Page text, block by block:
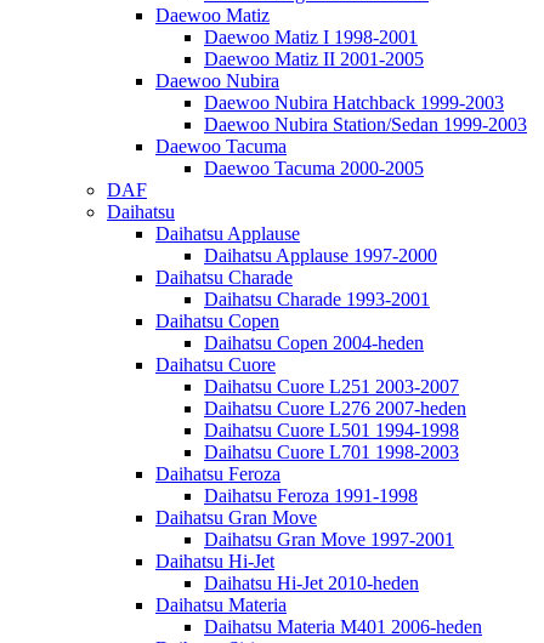
Daewoo Matiz
Daewoo Matiz I 1998-2001
Daewoo Matiz II 2001-2005
Daewoo Nubira
Daewoo Nubira Hatchback 1999-2003
Daewoo Nubira Station/Sedan 1999-2003
Daewoo Tacuma
Daewoo Tacuma 2000-2005
DAF
Daihatsu
Daihatsu Applause
Daihatsu Applause 1997-2000
Daihatsu Charade
Daihatsu Charade 1993-2001
Daihatsu Copen
Daihatsu Copen 2004-heden
Daihatsu Cuore
Daihatsu Cuore L251 2003-2007
Daihatsu Cuore L276 2007-heden
Daihatsu Cuore L501 1994-1998
Daihatsu Cuore L701 1998-2003
Daihatsu Feroza
Daihatsu Feroza 1991-1998
Daihatsu Gran Move
Daihatsu Gran Move 1997-2001
Daihatsu Hi-Jet
Daihatsu Hi-Jet 2010-heden
Daihatsu Materia
Daihatsu Materia M401 2006-heden